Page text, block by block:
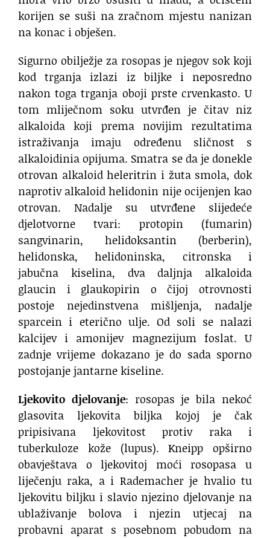
korijen se suši na zračnom mjestu nanizan
na konac i obješen.
Sigurno obilježje za rosopas je njegov sok koji
kod trganja izlazi iz biljke i neposredno
nakon toga trganja oboji prste crvenkasto. U
tom mliječnom soku utvrđen je čitav niz
alkaloida koji prema novijim rezultatima
istraživanja imaju određenu sličnost s
alkaloidinia opijuma. Smatra se da je donekle
otrovan alkaloid heleritrin i žuta smola, dok
naprotiv alkaloid helidonin nije ocijenjen kao
otrovan. Nadalje su utvrđene slijedeće
djelotvorne tvari: protopin (fumarin)
sangvinarin, helidoksantin (berberin),
helidonska, helidoninska, citronska i
jabučna kiselina, dva daljnja alkaloida
glaucin i glaukopirin o čijoj otrovnosti
postoje nejedinstvena mišljenja, nadalje
sparcein i eterično ulje. Od soli se nalazi
kalcijev i amonijev magnezijum foslat. U
zadnje vrijeme dokazano je do sada sporno
postojanje jantarne kiseline.
Ljekovito djelovanje: rosopas je bila nekoć
glasovita ljekovita biljka kojoj je čak
pripisivana ljekovitost protiv raka i
tuberkuloze kože (lupus). Kneipp opširno
obavještava o ljekovitoj moći rosopasa u
liječenju raka, a i Rademacher je hvalio tu
ljekovitu biljku i slavio njezino djelovanje na
ublaživanje bolova i njezin utjecaj na
probavni aparat s posebnom pobudom na